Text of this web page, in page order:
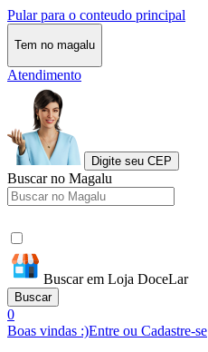
Pular para o conteudo principal
Tem no magalu
Atendimento
Digite seu CEP
Buscar no Magalu
Buscar em Loja DoceLar
Buscar
0
Boas vindas :)Entre ou Cadastre-se